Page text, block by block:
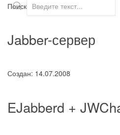
Jabber-сервер
Создан: 14.07.2008
EJabberd +
Поиск